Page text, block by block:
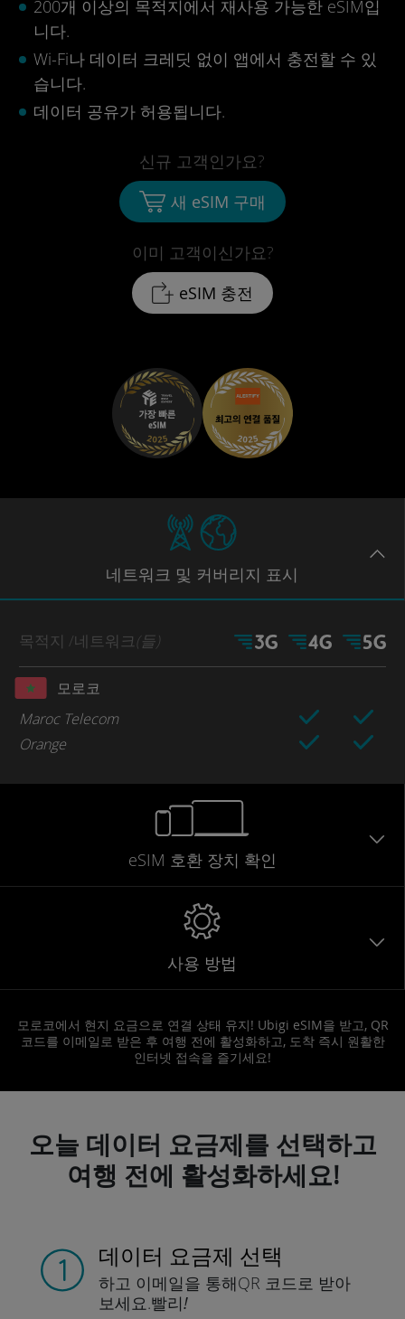
200개 이상의 목적지에서 재사용 가능한 eSIM입
니다.
Wi-Fi나 데이터 크레딧 없이 앱에서 충전할 수 있
습니다.
데이터 공유가 허용됩니다.
이미 고객이신가요?
eSIM 충전
신규 고객인가요?
새 eSIM 구매
네트워크 및 커버리지 표시
목적지 /네트워크(들)
모로코
Maroc Telecom
Orange
eSIM 호환 장치 확인
사용 방법
모로코에서 현지 요금으로 연결 상태 유지! Ubigi eSIM을 받고, QR
코드를 이메일로 받은 후 여행 전에 활성화하고, 도착 즉시 원활한
인터넷 접속을 즐기세요!
오늘 데이터 요금제를 선택하고
여행 전에 활성화하세요!
데이터 요금제 선택
하고 이메일을 통해QR 코드로 받아
보세요.빨리!